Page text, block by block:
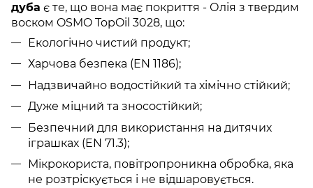
дуба є те, що вона має покриття - Олія з твердим
воском OSMO TopOil 3028, що:
Екологічно чистий продукт;
Харчова безпека (EN 1186);
Надзвичайно водостійкий та хімічно стійкий;
Дуже міцний та зносостійкий;
Безпечний для використання на дитячих
іграшках (EN 71.3);
Мікрокориста, повітропроникна обробка, яка
не розтріскується і не відшаровується.